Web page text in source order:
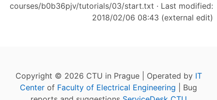
courses/b0b36pjv/tutorials/03/start.txt · Last modified:
2018/02/06 08:43 (external edit)
Copyright © 2026 CTU in Prague | Operated by IT
Center of Faculty of Electrical Engineering | Bug